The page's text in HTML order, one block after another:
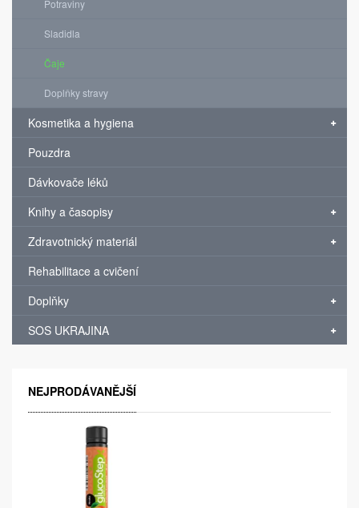
Potraviny
Sladidla
Čaje
Doplňky stravy
Kosmetika a hygiena
Pouzdra
Dávkovače léků
Knihy a časopisy
Zdravotnický materiál
Rehabilitace a cvičení
Doplňky
SOS UKRAJINA
NEJPRODÁVANĚJŠÍ